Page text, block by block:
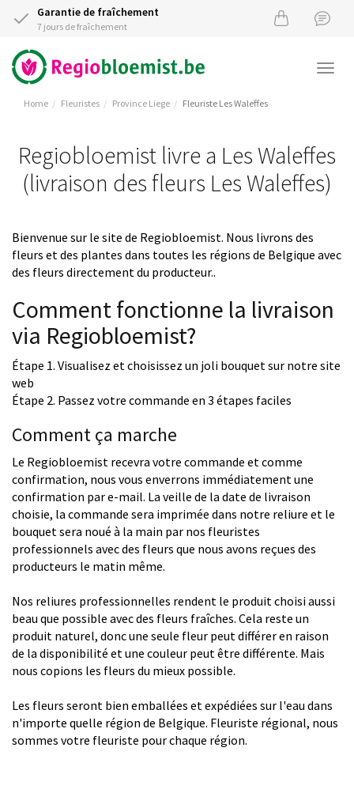
Garantie de fraîchement
7 jours de fraîchement
Home Fleuristes Province Liege Fleuriste Les Waleffes
Regiobloemist livre a Les Waleffes
(livraison des fleurs Les Waleffes)
Bienvenue sur le site de Regiobloemist. Nous livrons des
fleurs et des plantes dans toutes les régions de Belgique avec
des fleurs directement du producteur..
Comment fonctionne la livraison
via Regiobloemist?
Étape 1. Visualisez et choisissez un joli bouquet sur notre site
web
Étape 2. Passez votre commande en 3 étapes faciles
Comment ça marche
Le Regiobloemist recevra votre commande et comme
confirmation, nous vous enverrons immédiatement une
confirmation par e-mail. La veille de la date de livraison
choisie, la commande sera imprimée dans notre reliure et le
bouquet sera noué à la main par nos fleuristes
professionnels avec des fleurs que nous avons reçues des
producteurs le matin même.
Nos reliures professionnelles rendent le produit choisi aussi
beau que possible avec des fleurs fraîches. Cela reste un
produit naturel, donc une seule fleur peut différer en raison
de la disponibilité et une couleur peut être différente. Mais
nous copions les fleurs du mieux possible.
Les fleurs seront bien emballées et expédiées sur l'eau dans
n'importe quelle région de Belgique. Fleuriste régional, nous
sommes votre fleuriste pour chaque région.